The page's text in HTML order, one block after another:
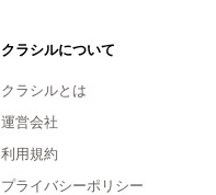
クラシルについて
クラシルとは
運営会社
利用規約
プライバシーポリシー